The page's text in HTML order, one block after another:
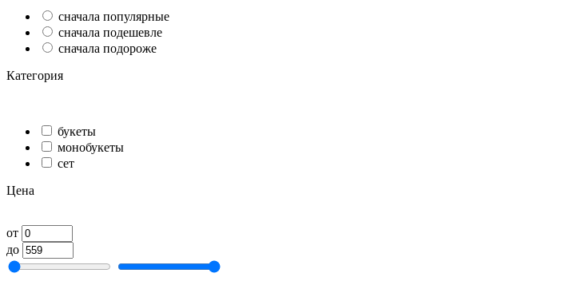
сначала популярные
сначала подешевле
сначала подороже
Категория
букеты
монобукеты
сет
Цена
от
до